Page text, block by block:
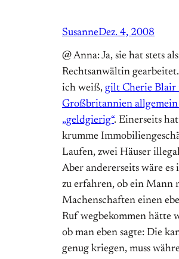
SusanneDez. 4, 2008
@ Anna: Ja, sie hat stets als
Rechtsanwältin
ich weiß, gilt Cherie Blair
Großbritannien allgemein
„geldgierig“. Einerseits
krumme
Laufen, zwei Häuser
Aber andererseits wäre es
zu erfahren, ob ein Mann
Machenschaften einen
Ruf wegbekommen hätte
ob man eben sagte: Die
genug kriegen, muss